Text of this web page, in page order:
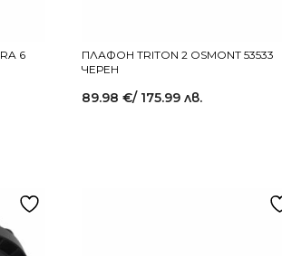
6
ПЛАФОН TRITON 2 OSMONT 53533
ЧЕРЕН
89.98 €/ 175.99 лв.